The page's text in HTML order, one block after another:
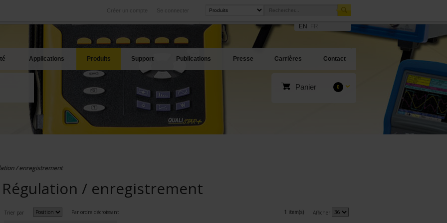
Se connecter
Créer un compte
International
Nos filiales à l'étranger
Nos meilleures offres
EN
Applications Produits Support Publications Presse Carrières Contact
Panier 0
/ enregistrement
Régulation / enregistrement
Trier par Par ordre décroissant 1 item(s) Afficher